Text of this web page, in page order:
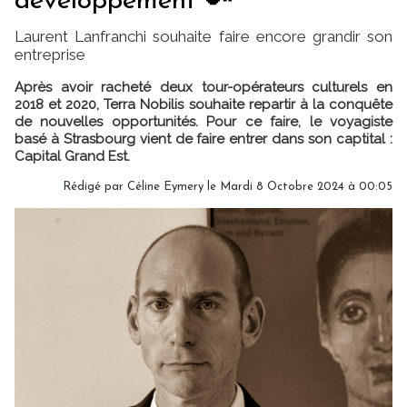
Laurent Lanfranchi souhaite faire encore grandir son
entreprise
Après avoir racheté deux tour-opérateurs culturels en
2018 et 2020, Terra Nobilis souhaite repartir à la conquête
de nouvelles opportunités. Pour ce faire, le voyagiste
basé à Strasbourg vient de faire entrer dans son captital :
Capital Grand Est.
Rédigé par Céline Eymery le Mardi 8 Octobre 2024 à 00:05